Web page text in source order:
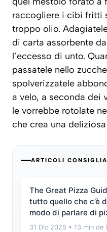
raccogliere i cibi fritti
troppo olio.
di carta assorbente
l’eccesso di unto.
passatele nello
spolverizzatele
a velo, a seconda dei
le vorrebbe rotolate
che crea una
ARTICOLI
The Great Pizza
tutto quello che c’è
modo di parlare di
31 Dic 2025 • 13 min de